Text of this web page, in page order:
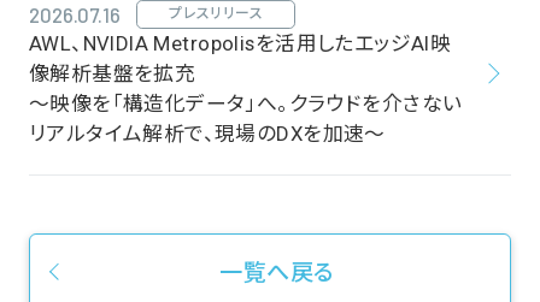
2026.07.16 プレスリリース
AWL、NVIDIA Metropolisを活用したエッジAI映
像解析基盤を拡充
～映像を「構造化データ」へ。クラウドを介さない
リアルタイム解析で、現場のDXを加速～
一覧へ戻る